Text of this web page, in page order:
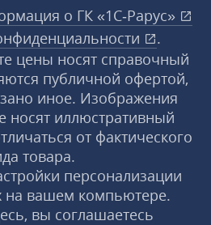
о ГК «1С‑Рарус»
.
цены носят справочный
публичной офертой,
иное. Изображения
носят иллюстративный
от фактического
товара.
персонализации
на вашем компьютере.
вы соглашаетесь